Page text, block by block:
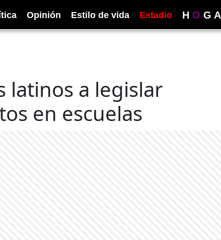
Opinión Estilo de vida Estadio H O G A
latinos a legislar
en escuelas